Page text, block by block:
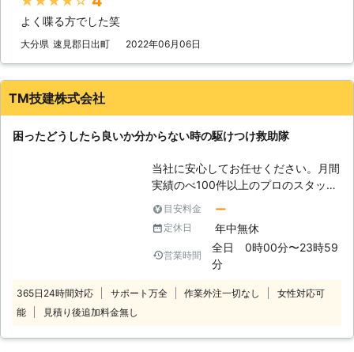
を何度も反復すると、作業内容を覚え
けられるようになったのです。 この
様は仕事の遅刻などのトラブルを軽減
することができます。もしも車のエン
ジンが止まった場合、弊社までご連絡
くださいませ。連絡後、弊社スタッフ
がお客様の元へ駆けつけて車のバッテ
リーを充電させていただきます。
よく喋る方でした笑
大分県 速見郡日出町 2022年06月06日
TM技建株式会社
困ったどうしたら良いか分からない時の駆けつけ救助隊
当社に安心してお任せください。月間
実績のべ100件以上のプロのスタッフ
が、対応します。
目安料金 ー
定休日 年中無休
営業時間
全日 0時00分〜23時59
分
365日24時間対応 サポート万全 作業外注一切なし
女性対応可
能
見積り後追加料金無し